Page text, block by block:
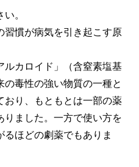
。
習慣が病気を引き起こす原
ルカロイド」（含窒素塩基
毒性の強い物質の一種と
おり、もともとは一部の薬
ました。一方で使い方を
ほどの劇薬でもありま